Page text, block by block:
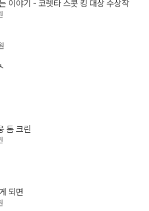
이야기 - 코렛타 스콧 킹 대상 수상작
톰 크린
되면